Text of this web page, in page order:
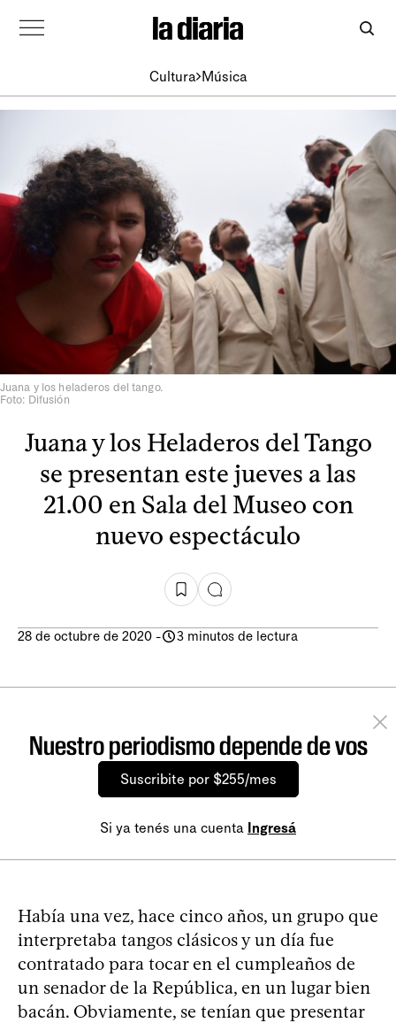
Cultura Música
Juana y los heladeros del tango.
Foto: Difusión
Juana y los Heladeros del Tango
se presentan este jueves a las
21.00 en Sala del Museo con
nuevo espectáculo
28 de octubre de 2020 - 3 minutos de lectura
Nuestro periodismo depende de vos
Suscribite por $255/mes
Si ya tenés una cuenta Ingresá
Había una vez, hace cinco años, un grupo que
interpretaba tangos clásicos y un día fue
contratado para tocar en el cumpleaños de
un senador de la República, en un lugar bien
bacán. Obviamente, se tenían que presentar